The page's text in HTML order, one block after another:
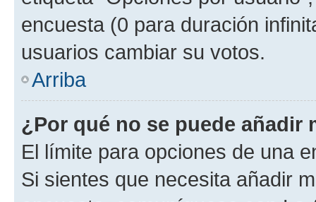
encuesta (0 para duración
usuarios cambiar su votos.
Arriba
¿Por qué no se puede añadir
El límite para opciones de una
Si sientes que necesita añadir